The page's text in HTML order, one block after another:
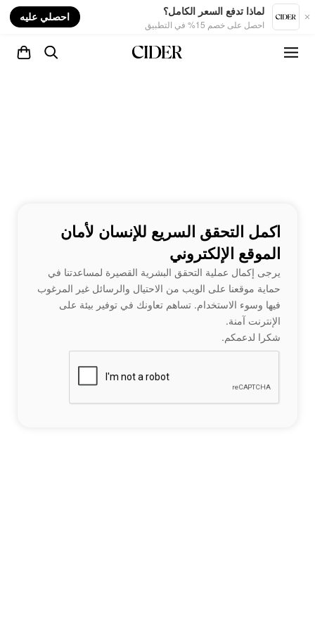
لماذا تدفع السعر الكامل؟
احصل على خصم 15% في التطبيق
احصلي عليه
اكمل التحقق السريع للإنسان لأمان
الموقع الإلكتروني
يرجى إكمال عملية التحقق البشرية القصيرة لمساعدتنا في
حماية موقعنا على الويب من الاحتيال والرسائل غير المرغوب
فيها وسوء الاستخدام. تساهم تعاونك في توفير بيئة على
الإنترنت آمنة.
شكرا لدعمكم.